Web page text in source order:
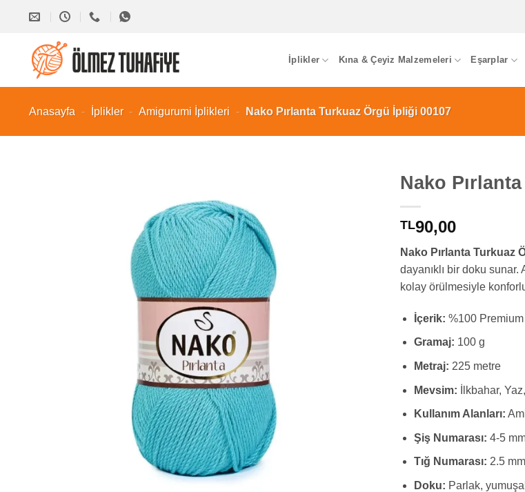
İplikler Kına & Çeyiz Malzemeleri Eşarplar
Anasayfa - İplikler - Amigurumi İplikleri - Nako Pırlanta Turkuaz Örgü İpliği 00107
Nako
TL90,00
Nako Pırlanta Turkuaz
dayanıklı bir doku
kolay örülmesiyle
İçerik: %100
Gramaj: 100 g
Metraj: 225 metre
Mevsim: İlkbahar,
Kullanım Alanları:
Şiş Numarası: 4-5
Tığ Numarası: 2.5 mm
Doku: Parlak,